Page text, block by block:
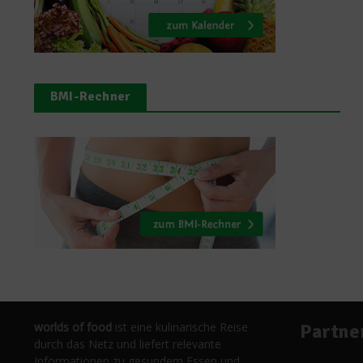
BMI-Rechner
worlds of food ist eine kulinarische Reise
durch das Netz und liefert relevante